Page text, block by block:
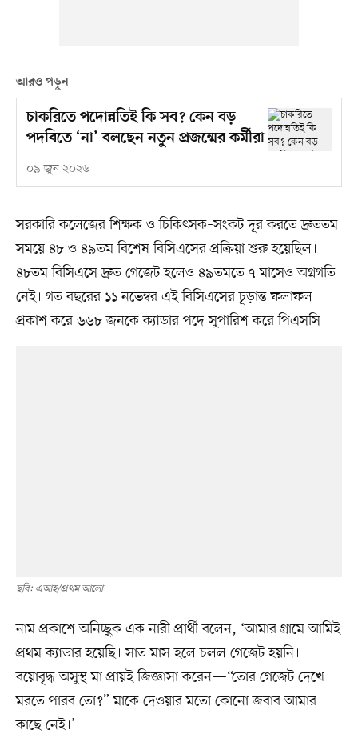
আরও পড়ুন
চাকরিতে পদোন্নতিই কি সব? কেন বড়
পদবিতে ‘না’ বলছেন নতুন প্রজন্মের কর্মীরা
০৯ জুন ২০২৬
সরকারি কলেজের শিক্ষক ও চিকিৎসক–সংকট দূর করতে দ্রুততম
সময়ে ৪৮ ও ৪৯তম বিশেষ বিসিএসের প্রক্রিয়া শুরু হয়েছিল।
৪৮তম বিসিএসে দ্রুত গেজেট হলেও ৪৯তমতে ৭ মাসেও অগ্রগতি
নেই। গত বছরের ১১ নভেম্বর এই বিসিএসের চূড়ান্ত ফলাফল
প্রকাশ করে ৬৬৮ জনকে ক্যাডার পদে সুপারিশ করে পিএসসি।
ছবি: এআই/প্রথম আলো
নাম প্রকাশে অনিচ্ছুক এক নারী প্রার্থী বলেন, ‘আমার গ্রামে আমিই
প্রথম ক্যাডার হয়েছি। সাত মাস হলে চলল গেজেট হয়নি।
বয়োবৃদ্ধ অসুস্থ মা প্রায়ই জিজ্ঞাসা করেন—“তোর গেজেট দেখে
মরতে পারব তো?” মাকে দেওয়ার মতো কোনো জবাব আমার
কাছে নেই।’